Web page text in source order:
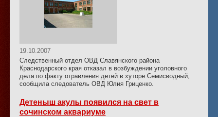
19.10.2007
Следственный отдел ОВД Славянского района
Краснодарского края отказал в возбуждении уголовного
дела по факту отравления детей в хуторе Семисводный,
сообщила следователь ОВД Юлия Гриценко.
Детеныш акулы появился на свет в
сочинском аквариуме